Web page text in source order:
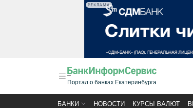
РЕКЛАМА
Портал о банках Екатеринбурга
БАНКИ НОВОСТИ КУРСЫ ВАЛЮТ